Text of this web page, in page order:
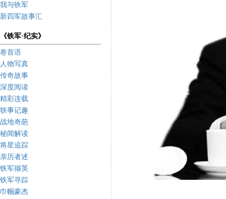
我与铁军
新四军故事汇
《铁军·纪实》
卷首语
人物写真
传奇故事
深度阅读
精彩连载
轶事记趣
战地奇葩
秘闻解读
将星追踪
亲历者述
铁军撷英
铁军寻踪
巾帼豪杰